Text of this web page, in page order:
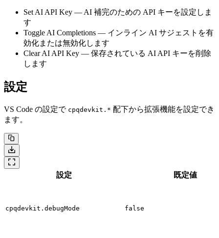
Set AI API Key — AI 補完のための API キーを設定しま
す
Toggle AI Completions — インライン AI サジェストを有
効化または無効化します
Clear AI API Key — 保存されている AI API キーを削除
します
設定
VS Code の設定で cpqdevkit.* 配下から拡張機能を設定でき
ます。
設定 既定値
cpqdevkit.debugMode false